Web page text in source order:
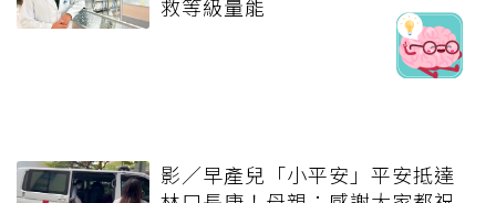
救等級量能
影／早產兒「小平安」平安抵達